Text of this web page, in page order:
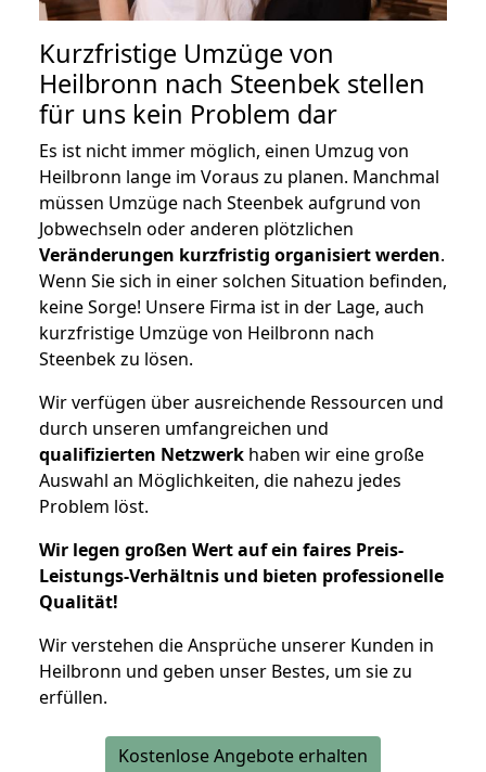
Kurzfristige Umzüge von
Heilbronn nach Steenbek stellen
für uns kein Problem dar
Es ist nicht immer möglich, einen Umzug von
Heilbronn lange im Voraus zu planen. Manchmal
müssen Umzüge nach Steenbek aufgrund von
Jobwechseln oder anderen plötzlichen
Veränderungen kurzfristig organisiert werden.
Wenn Sie sich in einer solchen Situation befinden,
keine Sorge! Unsere Firma ist in der Lage, auch
kurzfristige Umzüge von Heilbronn nach
Steenbek zu lösen.
Wir verfügen über ausreichende Ressourcen und
durch unseren umfangreichen und
qualifizierten Netzwerk haben wir eine große
Auswahl an Möglichkeiten, die nahezu jedes
Problem löst.
Wir legen großen Wert auf ein faires Preis-
Leistungs-Verhältnis und bieten professionelle
Qualität!
Wir verstehen die Ansprüche unserer Kunden in
Heilbronn und geben unser Bestes, um sie zu
erfüllen.
Kostenlose Angebote erhalten